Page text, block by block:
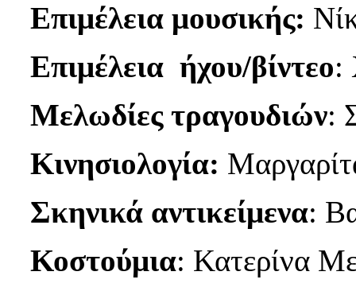
Επιμέλεια μουσικής:
Επιμέλεια ήχου/βίντεο:
Μελωδίες τραγουδιών:
Κινησιολογία:
Σκηνικά αντικείμενα:
Κοστούμια: Κατερίνα